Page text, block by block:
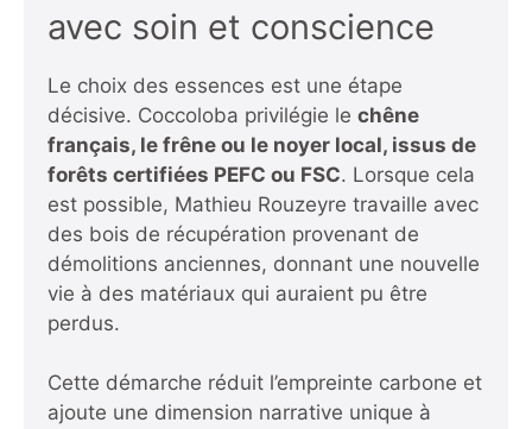
avec soin et conscience
Le choix des essences est une étape
décisive. Coccoloba privilégie le chêne
français, le frêne ou le noyer local, issus de
forêts certifiées PEFC ou FSC. Lorsque cela
est possible, Mathieu Rouzeyre travaille avec
des bois de récupération provenant de
démolitions anciennes, donnant une nouvelle
vie à des matériaux qui auraient pu être
perdus.
Cette démarche réduit l’empreinte carbone et
ajoute une dimension narrative unique à